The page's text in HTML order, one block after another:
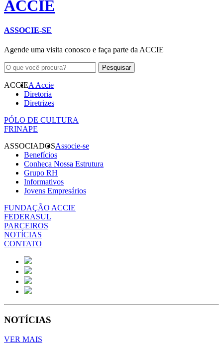
ACCIE
ASSOCIE-SE
Agende uma visita conosco e faça parte da ACCIE
ACCIEA Accie
Diretoria
Diretrizes
PÓLO DE CULTURA
FRINAPE
ASSOCIADOSAssocie-se
Benefícios
Conheça Nossa Estrutura
Grupo RH
Informativos
Jovens Empresários
FUNDAÇÃO ACCIE
FEDERASUL
PARCEIROS
NOTÍCIAS
CONTATO
NOTÍCIAS
VER MAIS